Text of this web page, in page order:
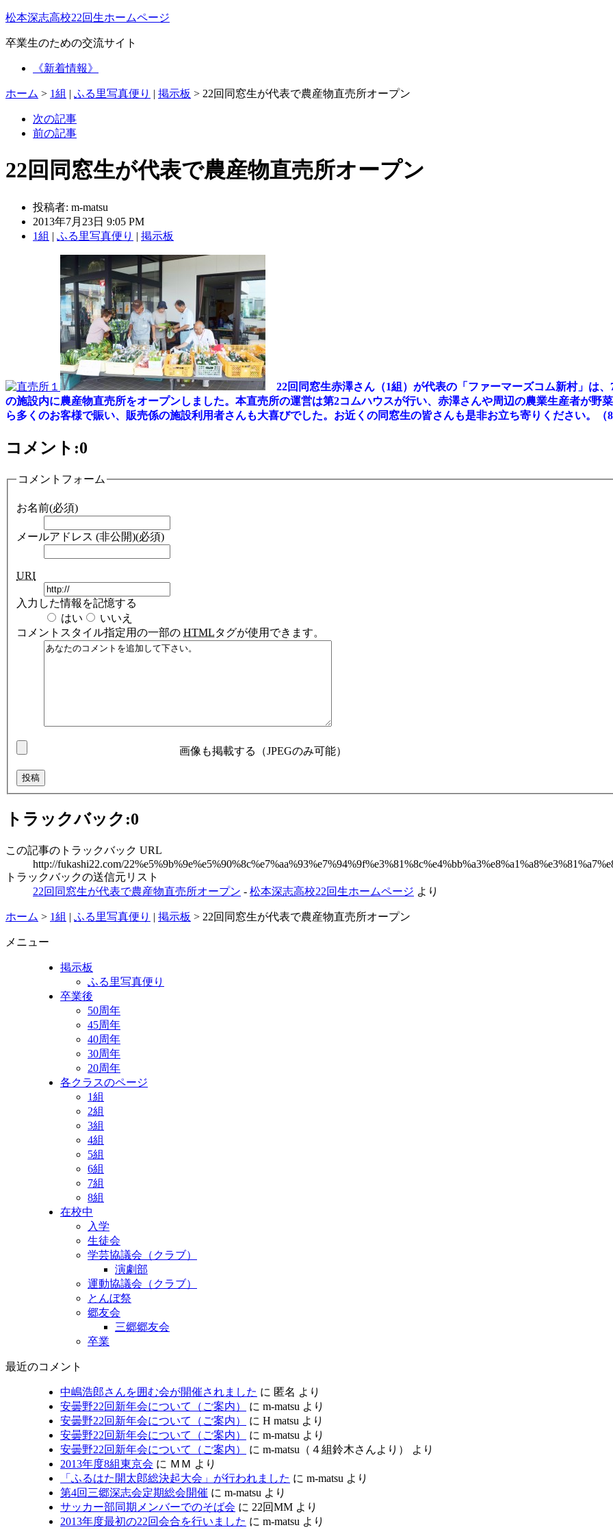
松本深志高校22回生ホームページ
卒業生のための交流サイト
《新着情報》
ホーム > 1組 | ふる里写真便り | 掲示板 > 22回同窓生が代表で農産物直売所オープン
次の記事
前の記事
22回同窓生が代表で農産物直売所オープン
投稿者: m-matsu
2013年7月23日 9:05 PM
1組 | ふる里写真便り | 掲示板
22回同窓生赤澤さん（1組）が代表の「ファーマーズコム新村」は
の施設内に農産物直売所をオープンしました。本直売所の運営は第2コムハウスが行い、赤澤さんや周辺の農業生産者が野
ら多くのお客様で賑い、販売係の施設利用者さんも大喜びでした。お近くの同窓生の皆さんも是非お立ち寄りください。（
コメント:0
コメントフォーム
お名前(必須)
メールアドレス (非公開)(必須)
URI
入力した情報を記憶する
はい
いいえ
コメント スタイル指定用の一部の HTMLタグが使用できます。
画像も掲載する（JPEGのみ可能）
トラックバック:0
この記事のトラックバック URL
http://fukashi22.com/
トラックバックの送信元リスト
22回同窓生が代表で農産物直売所オープン - 松本深志高校22回生ホームページ より
ホーム > 1組 | ふる里写真便り | 掲示板 > 22回同窓生が代表で農産物直売所オープン
メニュー
掲示板
ふる里写真便り
卒業後
50周年
45周年
40周年
30周年
20周年
各クラスのページ
1組
2組
3組
4組
5組
6組
7組
8組
在校中
入学
生徒会
学芸協議会（クラブ）
演劇部
運動協議会（クラブ）
とんぼ祭
郷友会
三郷郷友会
卒業
最近のコメント
中嶋浩郎さんを囲む会が開催されました に 匿名 より
安曇野22回新年会について（ご案内）
に m-matsu より
安曇野22回新年会について（ご案内）
に H matsu より
安曇野22回新年会について（ご案内）
に m-matsu より
安曇野22回新年会について（ご案内）
に m-matsu（４組鈴木さんより）
より
2013年度8組東京会 に ＭＭ より
「ふるはた開太郎総決起大会」が行われました に m-matsu より
第4回三郷深志会定期総会開催 に m-matsu より
サッカー部同期メンバーでのそば会 に 22回MM より
2013年度最初の22回会合を行いました に m-matsu より